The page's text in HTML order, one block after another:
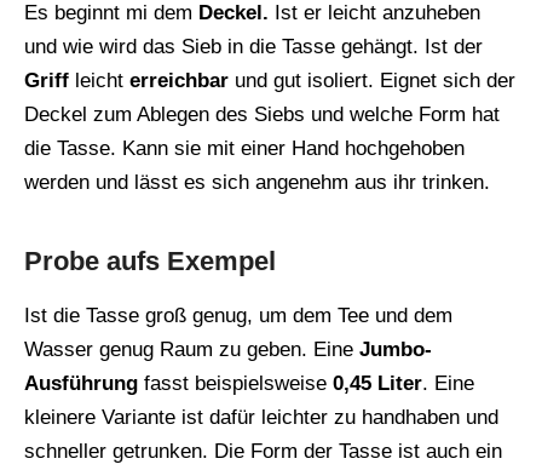
Es beginnt mi dem Deckel. Ist er leicht anzuheben
und wie wird das Sieb in die Tasse gehängt. Ist der
Griff leicht erreichbar und gut isoliert. Eignet sich der
Deckel zum Ablegen des Siebs und welche Form hat
die Tasse. Kann sie mit einer Hand hochgehoben
werden und lässt es sich angenehm aus ihr trinken.
Probe aufs Exempel
Ist die Tasse groß genug, um dem Tee und dem
Wasser genug Raum zu geben. Eine Jumbo-
Ausführung fasst beispielsweise 0,45 Liter. Eine
kleinere Variante ist dafür leichter zu handhaben und
schneller getrunken. Die Form der Tasse ist auch ein